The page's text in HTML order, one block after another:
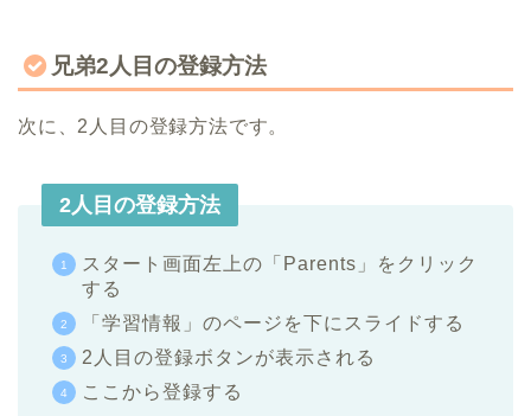
兄弟2人目の登録方法
次に、2人目の登録方法です。
2人目の登録方法
スタート画面左上の「Parents」をクリック
する
「学習情報」のページを下にスライドする
2人目の登録ボタンが表示される
ここから登録する